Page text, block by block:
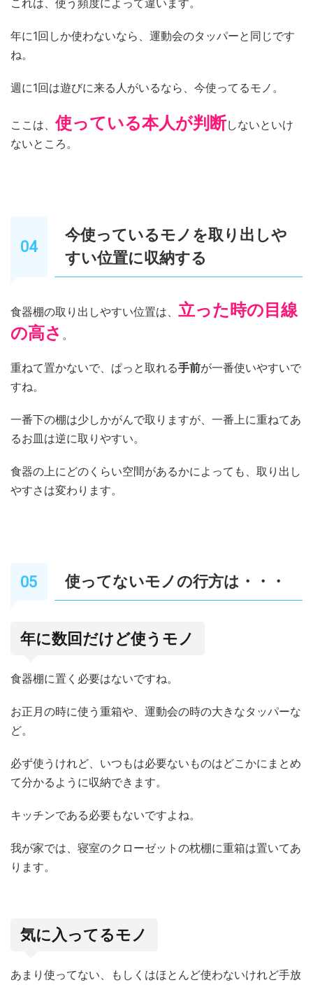
これは、使う頻度によって違います。
年に1回しか使わないなら、運動会のタッパーと同じです
ね。
週に1回は遊びに来る人がいるなら、今使ってるモノ。
ここは、使っている本人が判断しないといけ
ないところ。
今使っているモノを取り出しや
すい位置に収納する
食器棚の取り出しやすい位置は、 立った時の目線
の高さ 。
重ねて置かないで、ぱっと取れる手前が一番使いやすいで
すね。
一番下の棚は少しかがんで取りますが、一番上に重ねてあ
るお皿は逆に取りやすい。
食器の上にどのくらい空間があるかによっても、取り出し
やすさは変わります。
使ってないモノの行方は・・・
年に数回だけど使うモノ
食器棚に置く必要はないですね。
お正月の時に使う重箱や、運動会の時の大きなタッパーな
ど。
必ず使うけれど、いつもは必要ないものはどこかにまとめ
て分かるように収納できます。
キッチンである必要もないですよね。
我が家では、寝室のクローゼットの枕棚に重箱は置いてあ
ります。
気に入ってるモノ
あまり使ってない、もしくはほとんど使わないけれど手放